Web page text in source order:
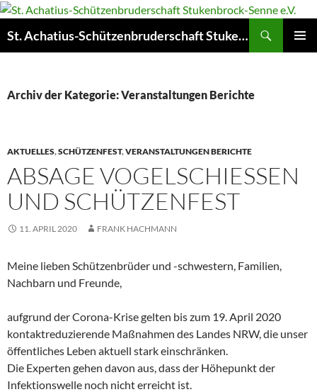
Zum
springen
St. Achatius-Schützenbruderschaft Stukenbrock-Senne e.V.
Archiv der Kategorie: Veranstaltungen Berichte
AKTUELLES,SCHÜTZENFEST,VERANSTALTUNGEN BERICHTE
ABSAGE VOGELSCHIESSEN U
ND SCHÜTZENFEST
11. APRIL 2020 FRANK HACHMANN
Meine lieben Schützenbrüder und -schwestern, Familien,
Nachbarn und Freunde,
aufgrund der Corona-Krise gelten bis zum 19. April 2020
kontaktreduzierende Maßnahmen des Landes NRW, die unser
öffentliches Leben aktuell stark einschränken.
Die Experten gehen davon aus, dass der Höhepunkt der
Infektionswelle noch nicht erreicht ist.